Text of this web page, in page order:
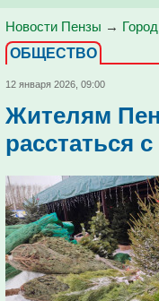
Новости Пензы →
ОБЩЕСТВО
12 января 2026, 09:00
Жителям
расстаться